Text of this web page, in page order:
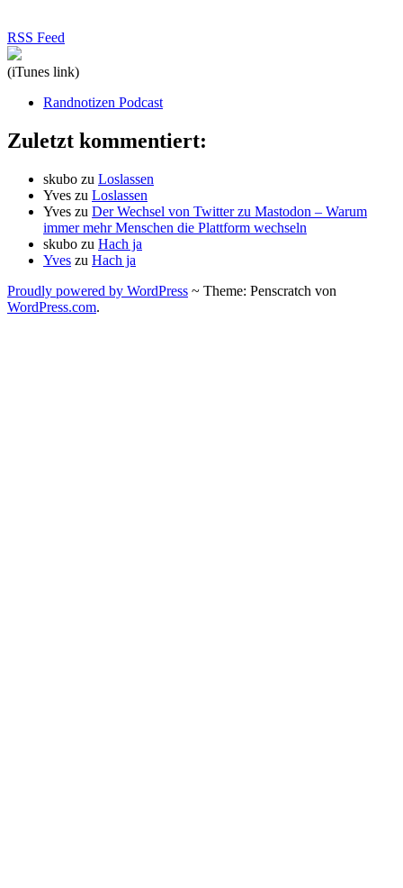
RSS Feed
(iTunes link)
Randnotizen Podcast
Zuletzt kommentiert:
skubo zu Loslassen
Yves zu Loslassen
Yves zu Der Wechsel von Twitter zu Mastodon – Warum
immer mehr Menschen die Plattform wechseln
skubo zu Hach ja
Yves zu Hach ja
Proudly powered by WordPress ~ Theme: Penscratch von
WordPress.com.